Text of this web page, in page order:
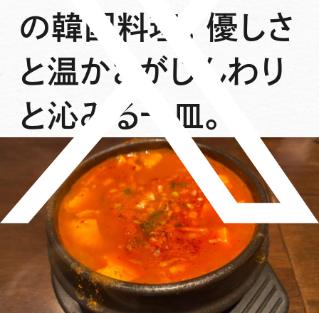
の韓国料理。優しさ
と温かさがじんわり
と沁みる一皿。